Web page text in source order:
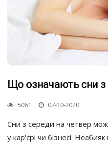
Що означають сни з
5061 07-10-2020
Сни з середи на четвер
у кар'єрі чи бізнесі.